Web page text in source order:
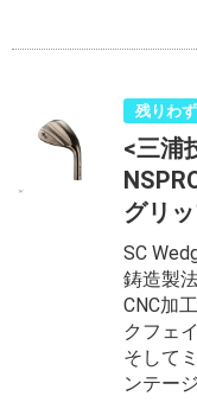
残りわ
<三浦
グリ
SC
鋳造製
CNC加
クフェ
そして
ンテー